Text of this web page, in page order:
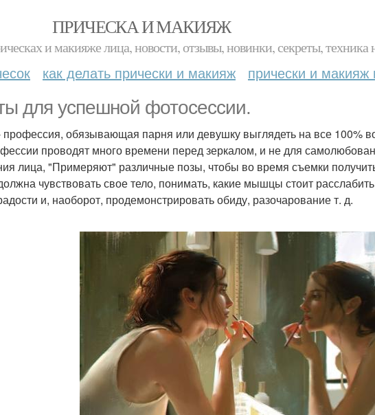
ПРИЧЕСКА И МАКИЯЖ
и макияже лица, новости, отзывы, новинки, секреты, техника
как делать прически и макияж прически и
для успешной фотосессии.
обязывающая парня или девушку выглядеть на все 100%
проводят много времени перед зеркалом, и не для
лица, "Примеряют" различные позы, чтобы во время съемки
чувствовать свое тело, понимать, какие мышцы стоит
и, наоборот, продемонстрировать обиду, разочарование т. д.